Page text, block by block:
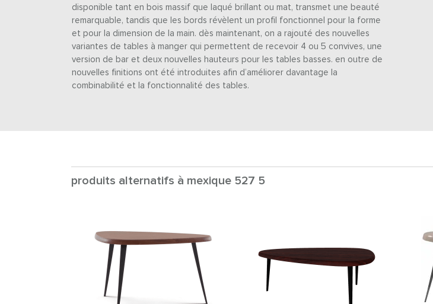
disponible tant en bois massif que laqué brillant ou mat, transmet une beauté
remarquable, tandis que les bords révèlent un profil fonctionnel pour la forme
et pour la dimension de la main. dès maintenant, on a rajouté des nouvelles
variantes de tables à manger qui permettent de recevoir 4 ou 5 convives, une
version de bar et deux nouvelles hauteurs pour les tables basses. en outre de
nouvelles finitions ont été introduites afin d’améliorer davantage la
combinabilité et la fonctionnalité des tables.
produits alternatifs à mexique 527 5